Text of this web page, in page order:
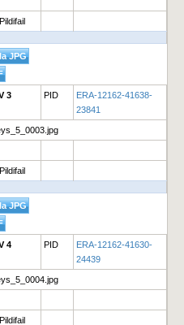
3 PID
ERA-12162-41638-
23841
4 PID
ERA-12162-41630-
24439